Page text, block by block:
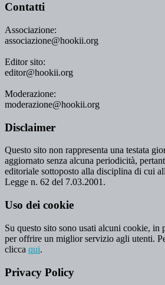
Contatti
Associazione:
associazione@hookii.org
Editor sito:
editor@hookii.org
Moderazione:
moderazione@hookii.org
Disclaimer
Questo sito non rappresenta una testata
aggiornato senza alcuna periodicità,
editoriale sottoposto alla disciplina di cui
Legge n. 62 del 7.03.2001.
Uso dei cookie
Su questo sito sono usati alcuni cookie, in
per offrire un miglior servizio agli utenti.
clicca qui.
Privacy Policy